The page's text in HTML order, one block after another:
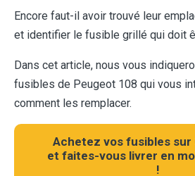
Encore faut-il avoir trouvé leur
et identifier le fusible grillé qui doit
Dans cet article, nous vous
fusibles de Peugeot 108 qui vous
comment les remplacer.
Achetez vos fusibles sur
et faites-vous livrer en
!